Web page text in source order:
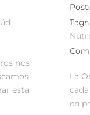
nos
esta
Tags
La
en